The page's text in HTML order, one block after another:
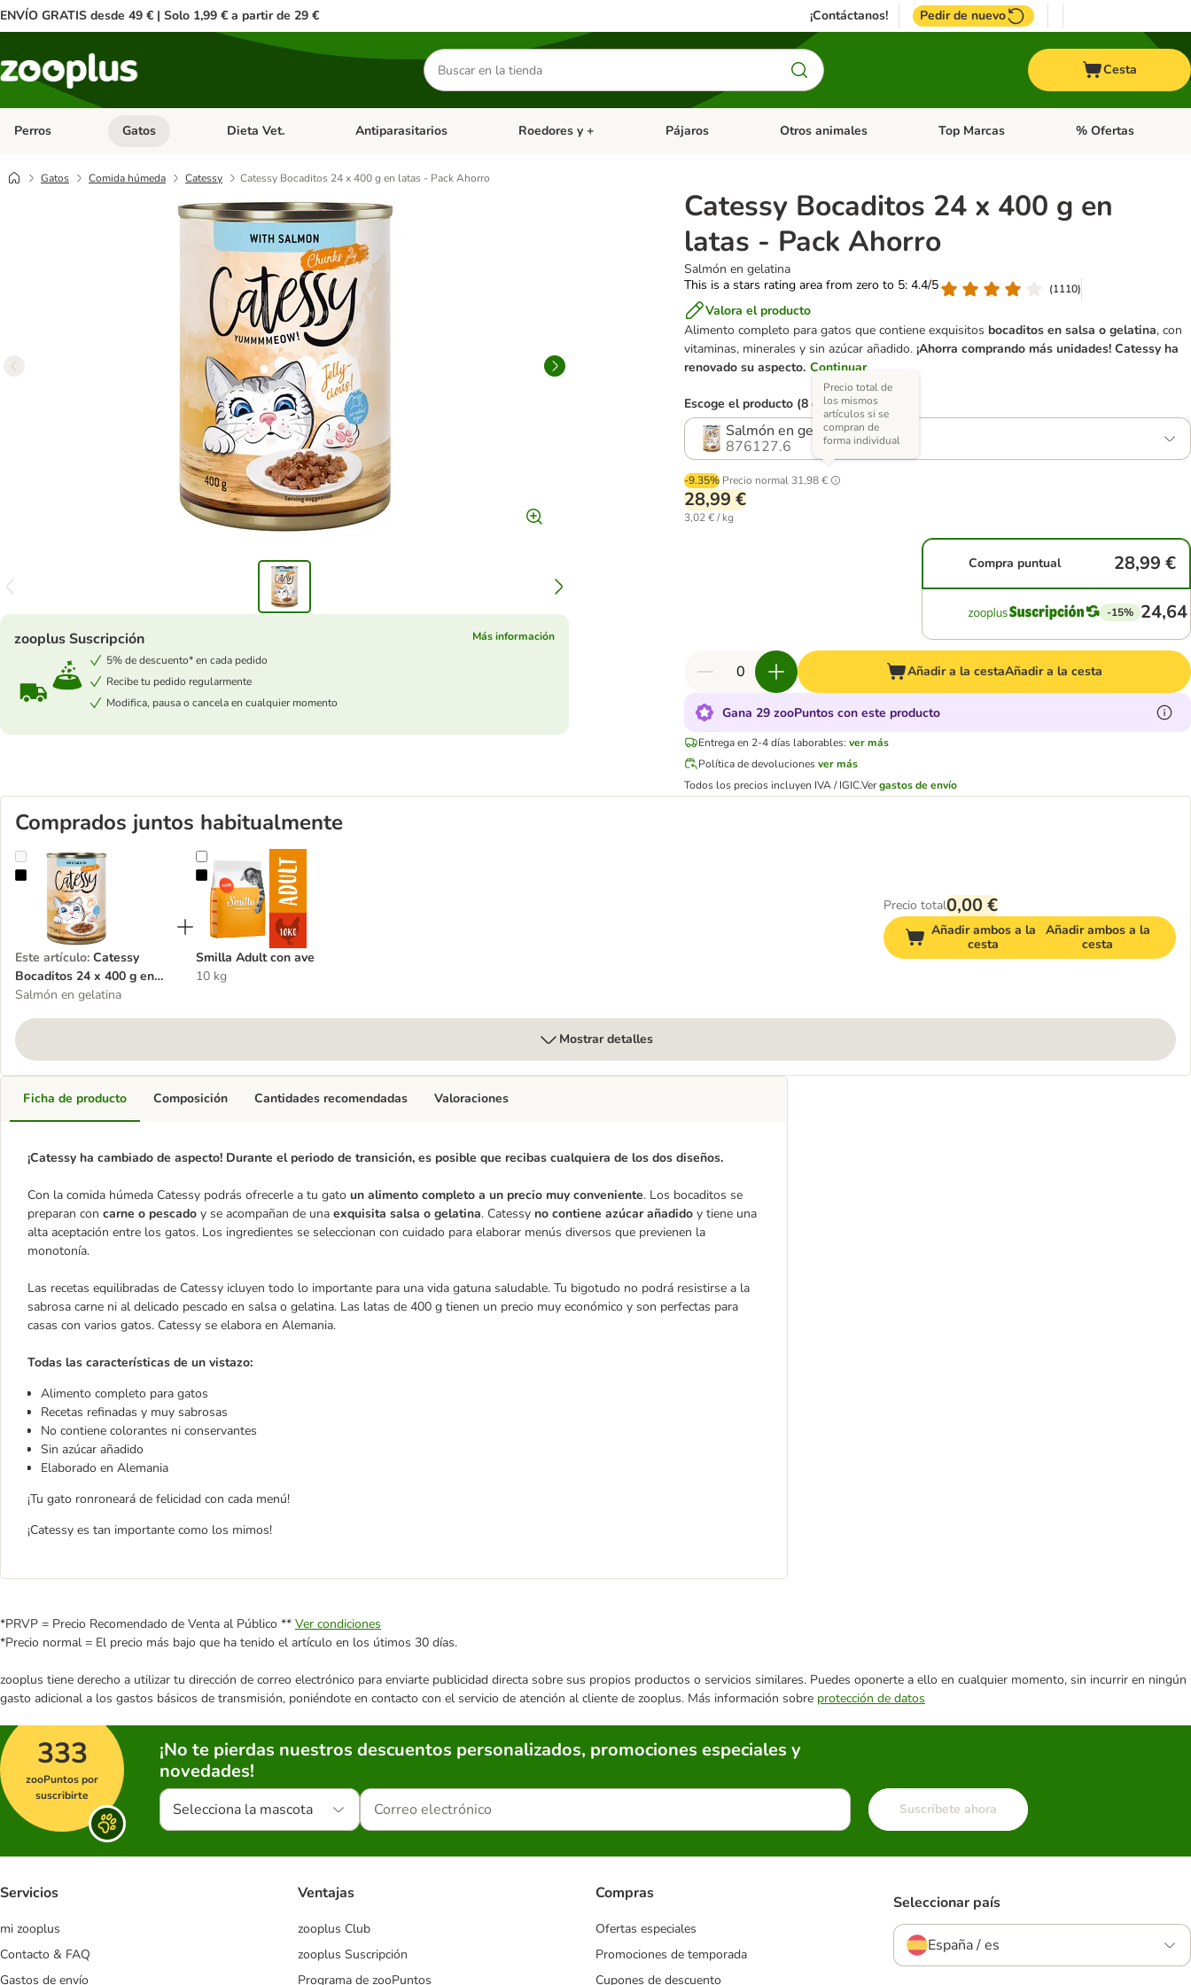
ENVÍO GRATIS desde 49 € | Solo 1,99 € a partir de 29 € ¡Contáctanos! Pedir de nuevo
Buscar
productos
Cesta
Perros Menú de categoria abierto: Perros
Gatos Menú de categoria abierto: Gatos
Dieta Vet. Menú de categoria abierto: Dieta Vet.
Antiparasitarios Menú de categoria abierto: Antiparasitarios
Roedores y + Menú de categoria abierto: Roedores y +
Pájaros Menú de categoria abierto: Pájaros
Otros animales Menú de categoria abierto: Otros animales
Top Marcas Menú de categoria
% Ofertas
Gatos Comida húmeda Catessy Catessy Bocaditos 24 x 400 g en latas - Pack Ahorro
Catessy Bocaditos 24 x 400 g en
latas - Pack Ahorro
Salmón en gelatina
This is a stars rating area from zero to 5: 4.4/5
(1110)
Valora el producto
Alimento completo para gatos que contiene exquisitos bocaditos en salsa o gelatina, con
vitaminas, minerales y sin azúcar añadido.¡Ahorra comprando más unidades! Catessy ha
renovado su aspecto. Continuar
zooplus Suscripción
Más información
5% de descuento* en cada pedido
Recibe tu pedido regularmente
Modifica, pausa o cancela en cualquier momento
Escoge el producto (8 opciones)
Salmón en gelatina
876127.6
-9.35% Precio normal 31,98 €
Precio total de
los mismos
artículos si se
compran de
forma individual
28,99 €
3,02 € / kg
Compra puntual 28,99 €
-15%
Añadir a la cestaAñadir a la cesta
Gana 29 zooPuntos con este producto
Entrega en 2-4 días laborables: ver más
Política de devoluciones ver más
Todos los precios incluyen IVA / IGIC.Vergastos de envío
Comprados juntos habitualmente
Catessy Bocaditos 24 x 400 g en latas - Pack Ahorro
Este artículo: Catessy
Bocaditos 24 x 400 g en
latas - Pack Ahorro
Salmón en gelatina
Smilla Adult con ave
Smilla Adult con ave
10 kg
Precio total0,00 €
Añadir ambos a la
cesta
Añadir ambos a la
cesta
Mostrar detalles
Ficha de producto
¡Catessy ha cambiado de aspecto! Durante el periodo de transición, es posible que recibas cualquiera de los dos diseños.
Con la comida húmeda Catessy podrás ofrecerle a tu gato un alimento completo a un precio muy conveniente. Los bocaditos se
preparan con carne o pescado y se acompañan de una exquisita salsa o gelatina. Catessy no contiene azúcar añadido y tiene una
alta aceptación entre los gatos. Los ingredientes se seleccionan con cuidado para elaborar menús diversos que previenen la
monotonía.
Las recetas equilibradas de Catessy icluyen todo lo importante para una vida gatuna saludable. Tu bigotudo no podrá resistirse a la
sabrosa carne ni al delicado pescado en salsa o gelatina. Las latas de 400 g tienen un precio muy económico y son perfectas para
casas con varios gatos. Catessy se elabora en Alemania.
Todas las características de un vistazo:
Alimento completo para gatos
Recetas refinadas y muy sabrosas
No contiene colorantes ni conservantes
Sin azúcar añadido
Elaborado en Alemania
¡Tu gato ronroneará de felicidad con cada menú!
¡Catessy es tan importante como los mimos!
Composición Cantidades recomendadas Valoraciones
*PRVP = Precio Recomendado de Venta al Público ** Ver condiciones
*Precio normal = El precio más bajo que ha tenido el artículo en los útimos 30 días.
zooplus tiene derecho a utilizar tu dirección de correo electrónico para enviarte publicidad directa sobre sus propios productos o servicios similares. Puedes oponerte a ello en cualquier momento, sin incurrir en ningún
gasto adicional a los gastos básicos de transmisión, poniéndote en contacto con el servicio de atención al cliente de zooplus. Más información sobre protección de datos
333
zooPuntos por
suscribirte
¡No te pierdas nuestros descuentos personalizados, promociones especiales y
novedades!
Selecciona la mascota Suscríbete ahora
Servicios
mi zooplus
Contacto & FAQ
Gastos de envío
Ventajas
zooplus Club
zooplus Suscripción
Programa de zooPuntos
Compras
Ofertas especiales
Promociones de temporada
Cupones de descuento
Seleccionar país
España / es